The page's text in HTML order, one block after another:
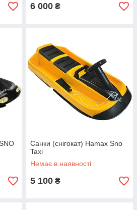
6 000 ₴
Санки (снігокат) Hamax Sno
Taxi
Немає в наявності
5 100 ₴